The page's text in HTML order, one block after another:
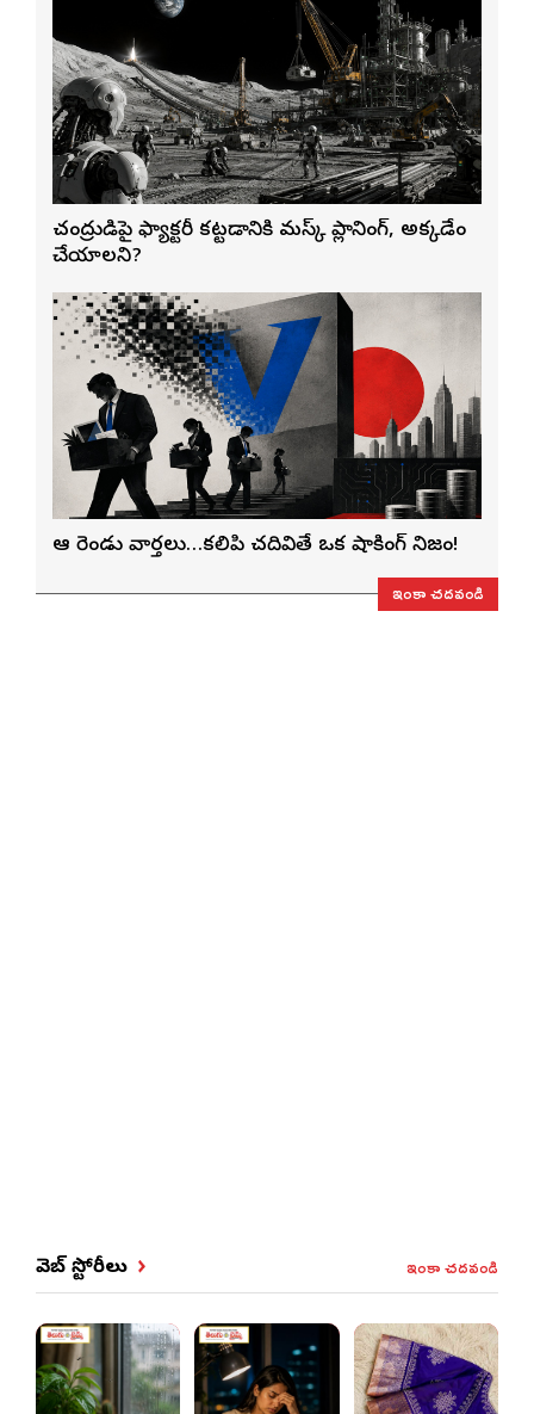
చంద్రుడిపై ఫ్యాక్టరీ కట్టడానికి మస్క్ ప్లానింగ్, అక్కడేం
చేయాలని?
ఆ రెండు వార్తలు…కలిపి చదివితే ఒక షాకింగ్ నిజం!
ఇంకా చదవండి
వెబ్ స్టోరీలు ఇంకా చదవండి